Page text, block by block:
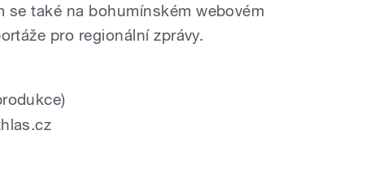
se také na bohumínském webovém
pro regionální zprávy.